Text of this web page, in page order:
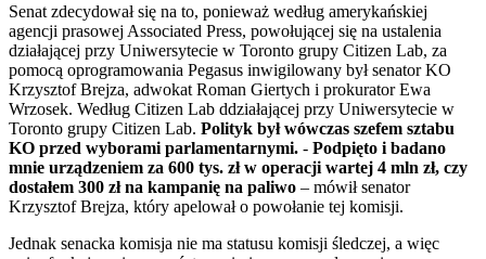
Senat zdecydował się na to, ponieważ według amerykańskiej
agencji prasowej Associated Press, powołującej się na ustalenia
działającej przy Uniwersytecie w Toronto grupy Citizen Lab, za
pomocą oprogramowania Pegasus inwigilowany był senator KO
Krzysztof Brejza, adwokat Roman Giertych i prokurator Ewa
Wrzosek. Według Citizen Lab ddziałającej przy Uniwersytecie w
Toronto grupy Citizen Lab. Polityk był wówczas szefem sztabu
KO przed wyborami parlamentarnymi. - Podpięto i badano
mnie urządzeniem za 600 tys. zł w operacji wartej 4 mln zł, czy
dostałem 300 zł na kampanię na paliwo – mówił senator
Krzysztof Brejza, który apelował o powołanie tej komisji.
Jednak senacka komisja nie ma statusu komisji śledczej, a więc